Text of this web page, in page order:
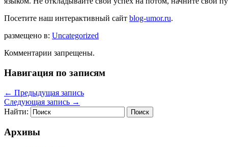
Посетите наш интерактивный сайт blog-umor.ru.
размещено в: Uncategorized
Комментарии запрещены.
Навигация по записям
← Предыдущая запись
Следующая запись →
Найти:
Архивы